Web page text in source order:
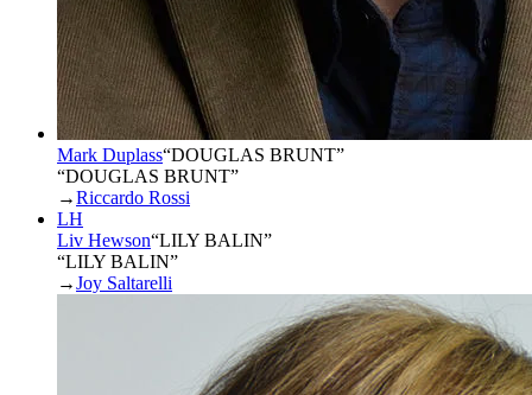
Mark Duplass“DOUGLAS BRUNT”
“DOUGLAS BRUNT”
→Riccardo Rossi
LH
Liv Hewson“LILY BALIN”
“LILY BALIN”
→Joy Saltarelli